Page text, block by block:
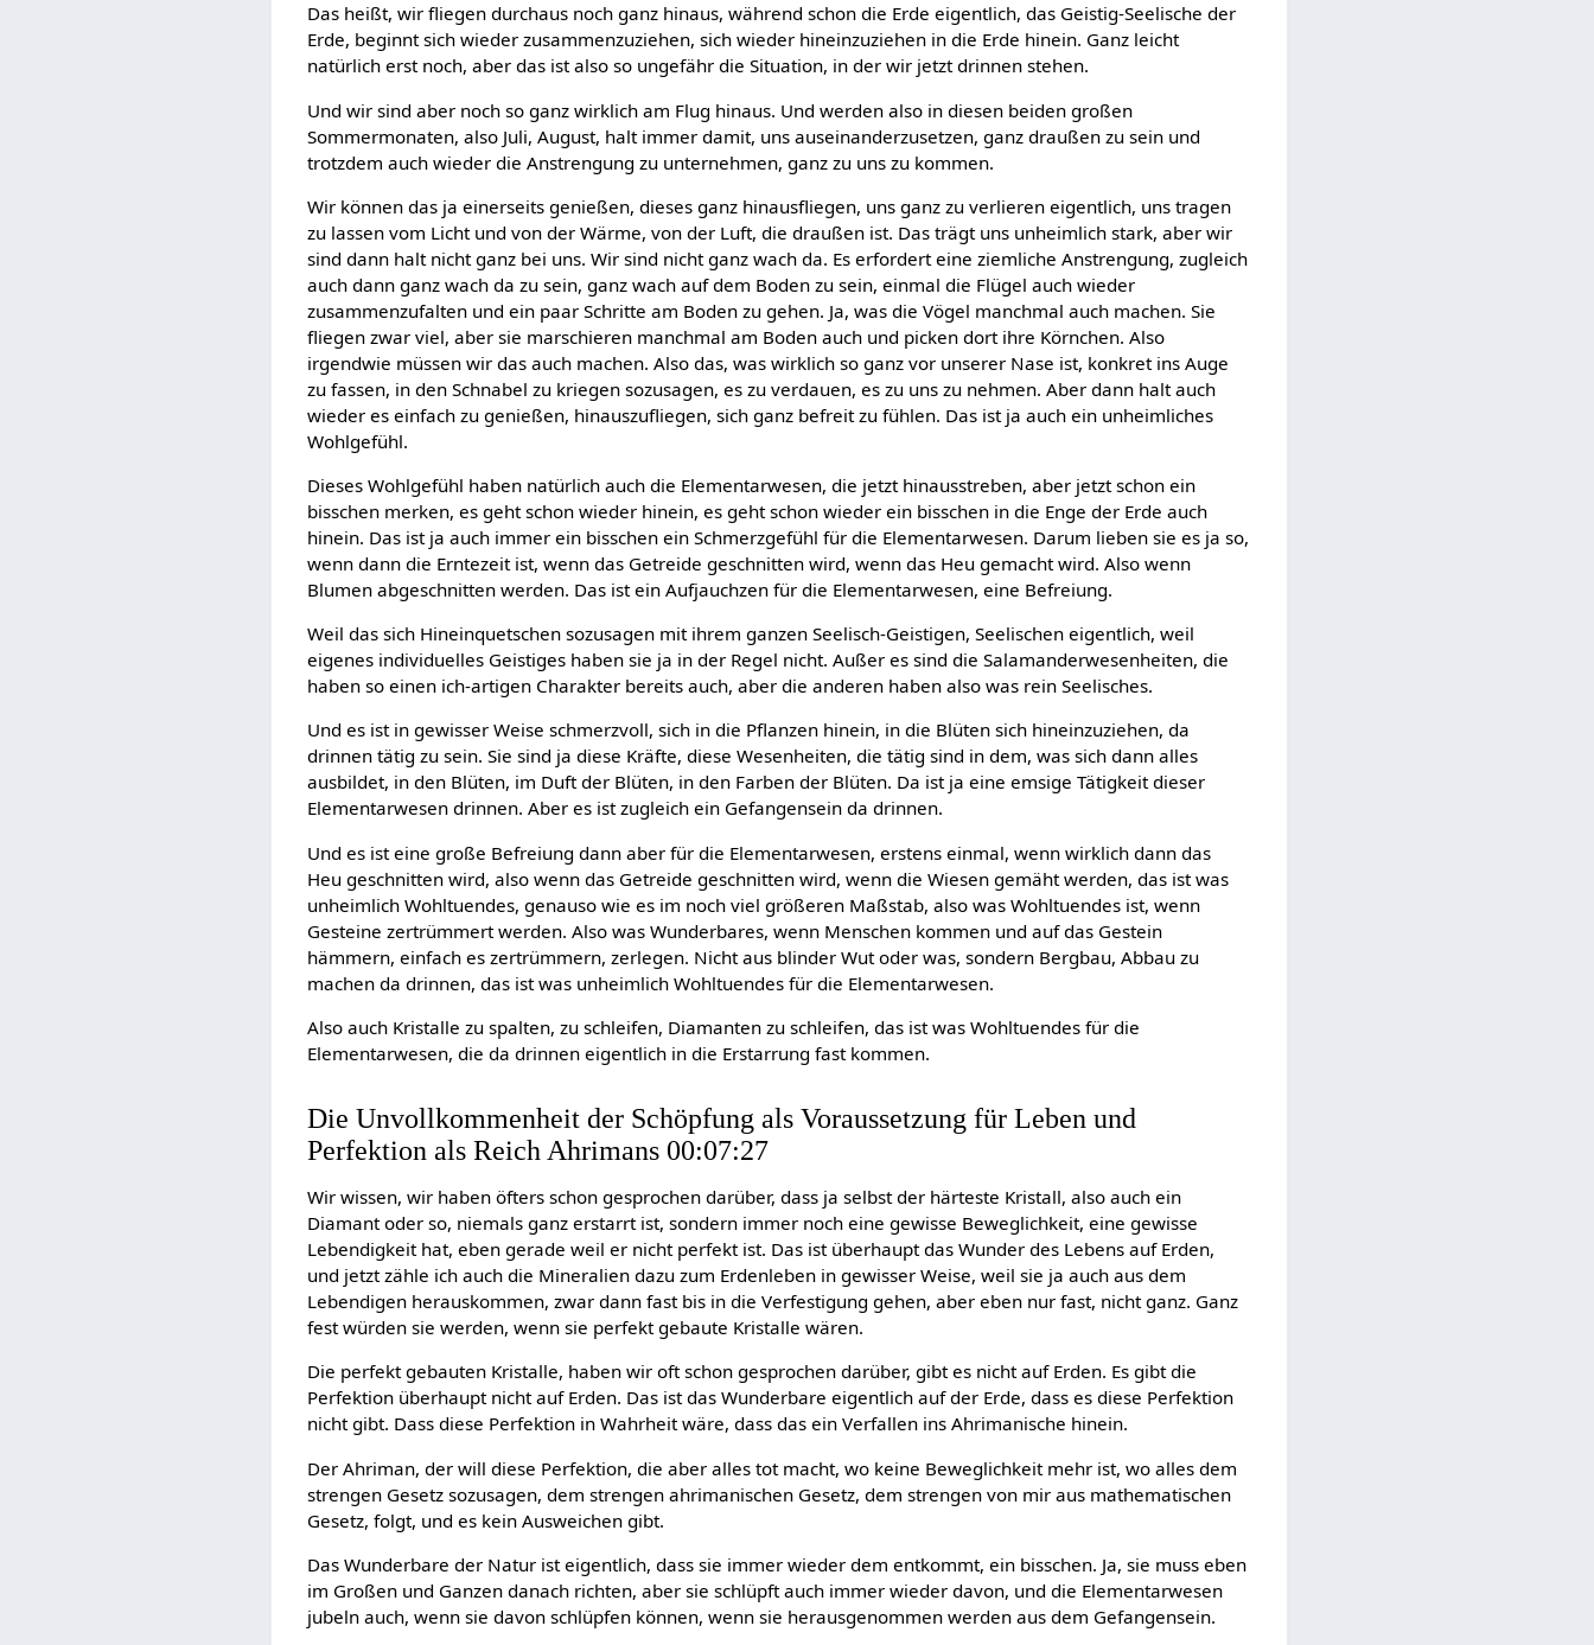
Das heißt, wir fliegen durchaus noch ganz hinaus, während schon die Erde eigentlich, das Geistig-Seelische der
Erde, beginnt sich wieder zusammenzuziehen, sich wieder hineinzuziehen in die Erde hinein. Ganz leicht
natürlich erst noch, aber das ist also so ungefähr die Situation, in der wir jetzt drinnen stehen.
Und wir sind aber noch so ganz wirklich am Flug hinaus. Und werden also in diesen beiden großen
Sommermonaten, also Juli, August, halt immer damit, uns auseinanderzusetzen, ganz draußen zu sein und
trotzdem auch wieder die Anstrengung zu unternehmen, ganz zu uns zu kommen.
Wir können das ja einerseits genießen, dieses ganz hinausfliegen, uns ganz zu verlieren eigentlich, uns tragen
zu lassen vom Licht und von der Wärme, von der Luft, die draußen ist. Das trägt uns unheimlich stark, aber wir
sind dann halt nicht ganz bei uns. Wir sind nicht ganz wach da. Es erfordert eine ziemliche Anstrengung, zugleich
auch dann ganz wach da zu sein, ganz wach auf dem Boden zu sein, einmal die Flügel auch wieder
zusammenzufalten und ein paar Schritte am Boden zu gehen. Ja, was die Vögel manchmal auch machen. Sie
fliegen zwar viel, aber sie marschieren manchmal am Boden auch und picken dort ihre Körnchen. Also
irgendwie müssen wir das auch machen. Also das, was wirklich so ganz vor unserer Nase ist, konkret ins Auge
zu fassen, in den Schnabel zu kriegen sozusagen, es zu verdauen, es zu uns zu nehmen. Aber dann halt auch
wieder es einfach zu genießen, hinauszufliegen, sich ganz befreit zu fühlen. Das ist ja auch ein unheimliches
Wohlgefühl.
Dieses Wohlgefühl haben natürlich auch die Elementarwesen, die jetzt hinausstreben, aber jetzt schon ein
bisschen merken, es geht schon wieder hinein, es geht schon wieder ein bisschen in die Enge der Erde auch
hinein. Das ist ja auch immer ein bisschen ein Schmerzgefühl für die Elementarwesen. Darum lieben sie es ja so,
wenn dann die Erntezeit ist, wenn das Getreide geschnitten wird, wenn das Heu gemacht wird. Also wenn
Blumen abgeschnitten werden. Das ist ein Aufjauchzen für die Elementarwesen, eine Befreiung.
Weil das sich Hineinquetschen sozusagen mit ihrem ganzen Seelisch-Geistigen, Seelischen eigentlich, weil
eigenes individuelles Geistiges haben sie ja in der Regel nicht. Außer es sind die Salamanderwesenheiten, die
haben so einen ich-artigen Charakter bereits auch, aber die anderen haben also was rein Seelisches.
Und es ist in gewisser Weise schmerzvoll, sich in die Pflanzen hinein, in die Blüten sich hineinzuziehen, da
drinnen tätig zu sein. Sie sind ja diese Kräfte, diese Wesenheiten, die tätig sind in dem, was sich dann alles
ausbildet, in den Blüten, im Duft der Blüten, in den Farben der Blüten. Da ist ja eine emsige Tätigkeit dieser
Elementarwesen drinnen. Aber es ist zugleich ein Gefangensein da drinnen.
Und es ist eine große Befreiung dann aber für die Elementarwesen, erstens einmal, wenn wirklich dann das
Heu geschnitten wird, also wenn das Getreide geschnitten wird, wenn die Wiesen gemäht werden, das ist was
unheimlich Wohltuendes, genauso wie es im noch viel größeren Maßstab, also was Wohltuendes ist, wenn
Gesteine zertrümmert werden. Also was Wunderbares, wenn Menschen kommen und auf das Gestein
hämmern, einfach es zertrümmern, zerlegen. Nicht aus blinder Wut oder was, sondern Bergbau, Abbau zu
machen da drinnen, das ist was unheimlich Wohltuendes für die Elementarwesen.
Also auch Kristalle zu spalten, zu schleifen, Diamanten zu schleifen, das ist was Wohltuendes für die
Elementarwesen, die da drinnen eigentlich in die Erstarrung fast kommen.
Die Unvollkommenheit der Schöpfung als Voraussetzung für Leben und
Perfektion als Reich Ahrimans 00:07:27
Wir wissen, wir haben öfters schon gesprochen darüber, dass ja selbst der härteste Kristall, also auch ein
Diamant oder so, niemals ganz erstarrt ist, sondern immer noch eine gewisse Beweglichkeit, eine gewisse
Lebendigkeit hat, eben gerade weil er nicht perfekt ist. Das ist überhaupt das Wunder des Lebens auf Erden,
und jetzt zähle ich auch die Mineralien dazu zum Erdenleben in gewisser Weise, weil sie ja auch aus dem
Lebendigen herauskommen, zwar dann fast bis in die Verfestigung gehen, aber eben nur fast, nicht ganz. Ganz
fest würden sie werden, wenn sie perfekt gebaute Kristalle wären.
Die perfekt gebauten Kristalle, haben wir oft schon gesprochen darüber, gibt es nicht auf Erden. Es gibt die
Perfektion überhaupt nicht auf Erden. Das ist das Wunderbare eigentlich auf der Erde, dass es diese Perfektion
nicht gibt. Dass diese Perfektion in Wahrheit wäre, dass das ein Verfallen ins Ahrimanische hinein.
Der Ahriman, der will diese Perfektion, die aber alles tot macht, wo keine Beweglichkeit mehr ist, wo alles dem
strengen Gesetz sozusagen, dem strengen ahrimanischen Gesetz, dem strengen von mir aus mathematischen
Gesetz, folgt, und es kein Ausweichen gibt.
Das Wunderbare der Natur ist eigentlich, dass sie immer wieder dem entkommt, ein bisschen. Ja, sie muss eben
im Großen und Ganzen danach richten, aber sie schlüpft auch immer wieder davon, und die Elementarwesen
jubeln auch, wenn sie davon schlüpfen können, wenn sie herausgenommen werden aus dem Gefangensein.